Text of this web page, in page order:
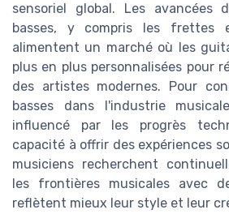
sensoriel global. Les avancées
basses, y compris les frettes
alimentent un marché où les
plus en plus personnalisées pour
des artistes modernes. Pour
basses dans l'industrie
influencé par les progrès
capacité à offrir des expériences
musiciens recherchent
les frontières musicales avec
reflètent mieux leur style et leur